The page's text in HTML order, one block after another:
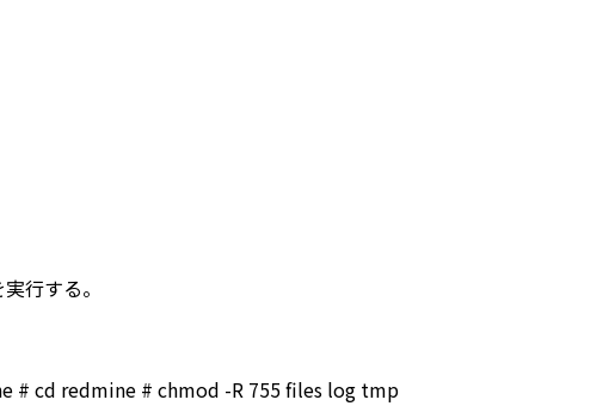
行する。
# cd redmine # chmod -R 755 files log tmp